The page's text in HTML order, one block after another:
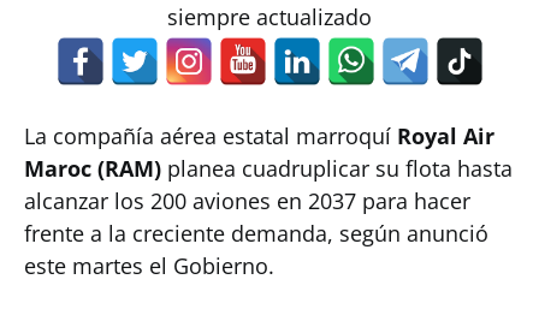
siempre actualizado
La compañía aérea estatal marroquí Royal Air
Maroc (RAM) planea cuadruplicar su flota hasta
alcanzar los 200 aviones en 2037 para hacer
frente a la creciente demanda, según anunció
este martes el Gobierno.